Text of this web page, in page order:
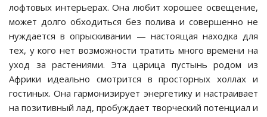
лофтовых интерьерах. Она любит хорошее освещение,
может долго обходиться без полива и совершенно не
нуждается в опрыскивании — настоящая находка для
тех, у кого нет возможности тратить много времени на
уход за растениями. Эта царица пустынь родом из
Африки идеально смотрится в просторных холлах и
гостиных. Она гармонизирует энергетику и настраивает
на позитивный лад, пробуждает творческий потенциал и